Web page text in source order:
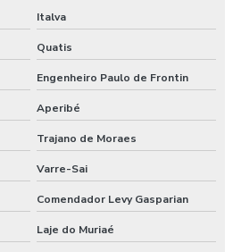
Italva
Quatis
Engenheiro Paulo de Frontin
Aperibé
Trajano de Moraes
Varre-Sai
Comendador Levy Gasparian
Laje do Muriaé